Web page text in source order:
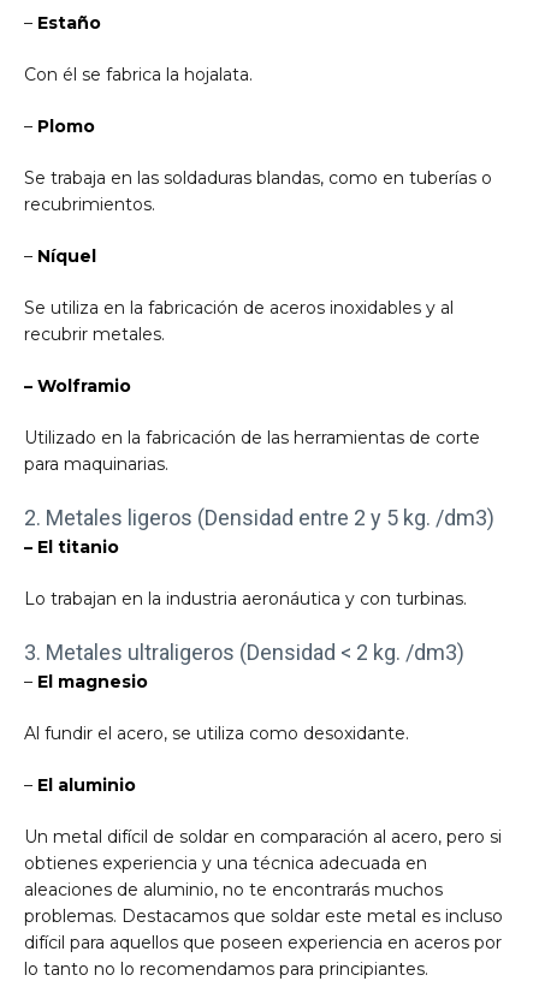
– Estaño
Con él se fabrica la hojalata.
– Plomo
Se trabaja en las soldaduras blandas, como en tuberías o
recubrimientos.
– Níquel
Se utiliza en la fabricación de aceros inoxidables y al
recubrir metales.
– Wolframio
Utilizado en la fabricación de las herramientas de corte
para maquinarias.
2. Metales ligeros (Densidad entre 2 y 5 kg. /dm3)
– El titanio
Lo trabajan en la industria aeronáutica y con turbinas.
3. Metales ultraligeros (Densidad < 2 kg. /dm3)
– El magnesio
Al fundir el acero, se utiliza como desoxidante.
– El aluminio
Un metal difícil de soldar en comparación al acero, pero si
obtienes experiencia y una técnica adecuada en
aleaciones de aluminio, no te encontrarás muchos
problemas. Destacamos que soldar este metal es incluso
difícil para aquellos que poseen experiencia en aceros por
lo tanto no lo recomendamos para principiantes.